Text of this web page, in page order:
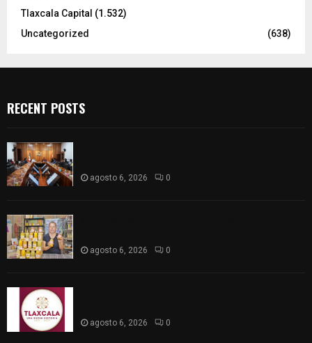
Tlaxcala Capital (1.532)
Uncategorized
(638)
RECENT POSTS
agosto 6, 2026 0
agosto 6, 2026 0
agosto 6, 2026 0